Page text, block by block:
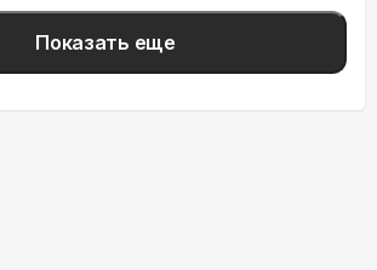
Показать еще